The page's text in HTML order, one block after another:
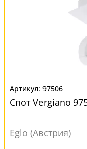
97506
Спот Vergiano
Eglo (Австрия)